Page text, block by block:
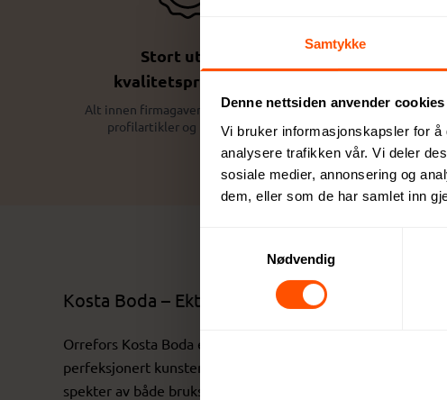
Samtykke
Denne nettsiden anvender cookies
Vi bruker informasjonskapsler for
analysere trafikken vår. Vi deler
sosiale medier, annonsering og
dem, eller som de har samlet inn
Nødvendig
Stort utvalg
kvalitetsprodukter
Alt innen firmagaver og profilklær til
profilartikler og messeutstyr
tilgjengelige
Kosta Boda – Ekte lidenskap for glasskunst og
Orrefors Kosta Boda er Nordens største glassverkgruppe,
perfeksjonert kunsten å skape glassprodukter som
spekter av både bruks- og kunstglass, til glede for både